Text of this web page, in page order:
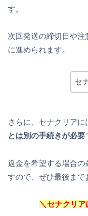
す。
次回発送の締切日や
に進められます。
セ
さらに、セナクリアに
とは別の手続きが必要
返金を希望する場合の
すので、ぜひ最後まで
＼セナクリ